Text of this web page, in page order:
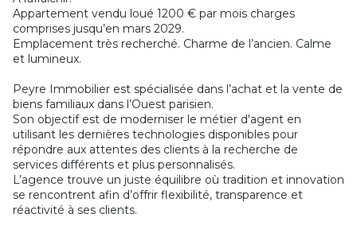
Appartement vendu loué 1200 € par mois charges
comprises jusqu’en mars 2029.
Emplacement très recherché. Charme de l’ancien. Calme
et lumineux.
Peyre Immobilier est spécialisée dans l’achat et la vente de
biens familiaux dans l’Ouest parisien.
Son objectif est de moderniser le métier d'agent en
utilisant les dernières technologies disponibles pour
répondre aux attentes des clients à la recherche de
services différents et plus personnalisés.
L’agence trouve un juste équilibre où tradition et innovation
se rencontrent afin d’offrir flexibilité, transparence et
réactivité à ses clients.